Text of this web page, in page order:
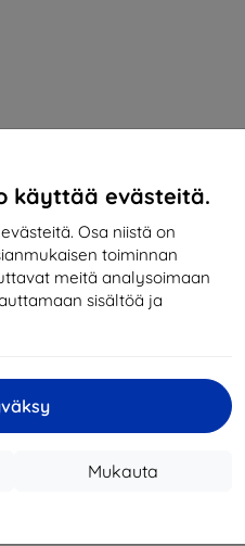
käyttää evästeitä.
Osa niistä on
toiminnan
meitä analysoimaan
sisältöä ja
Mukauta